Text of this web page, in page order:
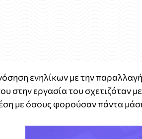
ενηλίκων με την
στην εργασία του σχετιζόταν με
με όσους φορούσαν πάντα